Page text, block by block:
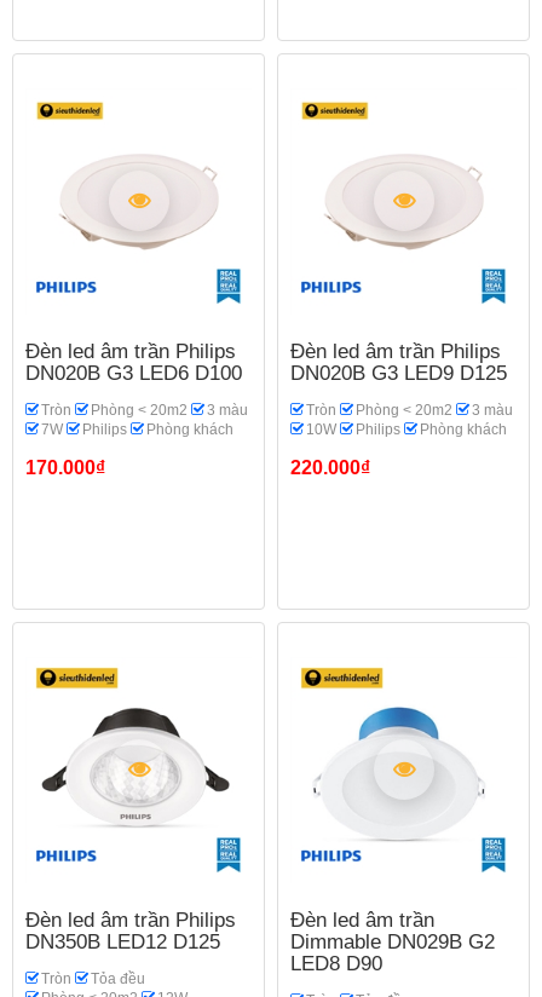
Đèn led âm trần Philips
DN020B G3 LED6 D100
Tròn Phòng < 20m2
3 màu
7W
Philips Phòng khách
170.000₫
Đèn led âm trần Philips
DN020B G3 LED9 D125
Tròn Phòng < 20m2
3 màu
10W
Philips Phòng khách
220.000₫
Đèn led âm trần Philips
DN350B LED12 D125
Tròn
Tỏa đều
Đèn led âm trần
Dimmable DN029B G2
LED8 D90